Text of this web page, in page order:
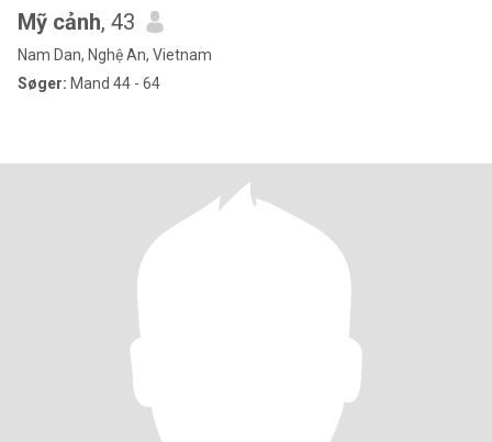
Mỹ cảnh, 43
Nam Dan, Nghệ An, Vietnam
Søger: Mand 44 - 64